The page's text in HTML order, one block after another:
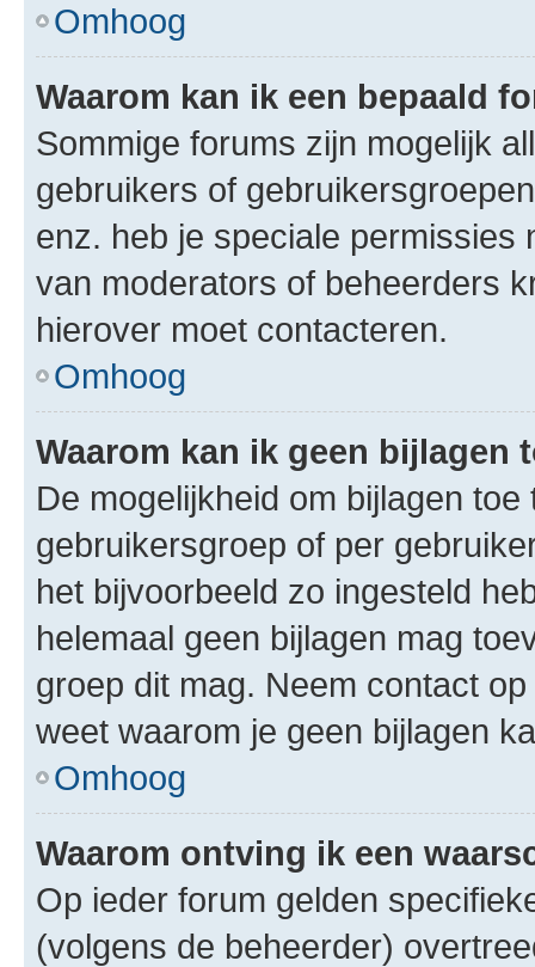
Omhoog
Waarom kan ik een bepaald
Sommige forums zijn mogelijk
gebruikers of
enz. heb je speciale permissies
van moderators of beheerders
hierover moet contacteren.
Omhoog
Waarom kan ik geen bijlagen
De mogelijkheid om bijlagen
gebruikersgroep of per
het bijvoorbeeld zo ingesteld
helemaal geen bijlagen mag
groep dit mag. Neem contact
weet waarom je geen bijlagen
Omhoog
Waarom ontving ik een
Op ieder forum gelden
(volgens de beheerder)